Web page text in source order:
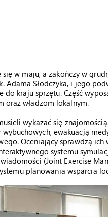
w maju, a zakończy w
Adama Słodczyka, i jego
do kraju sprzętu. Część
oraz władzom lokalnym.
wykazać się
ewakuacją
Oceniający sprawdzą
systemu
(Joint Exercise
planowania wsparcia